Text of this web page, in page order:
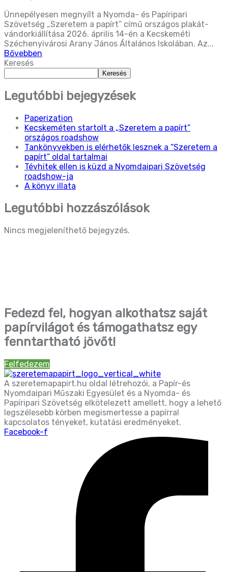
Ünnepélyesen megnyílt a Nyomda- és Papíripari
Szövetség „Szeretem a papírt” című országos plakát-
vándorkiállítása 2026. április 14-én a Kecskeméti
Széchenyivárosi Arany János Általános Iskolában. Az...
Bővebben
Keresés
Keresés
Legutóbbi bejegyzések
Paperization
Kecskeméten startolt a „Szeretem a papírt”
országos roadshow
Tankönyvekben is elérhetők lesznek a “Szeretem a
papírt” oldal tartalmai
Tévhitek ellen is küzd a Nyomdaipari Szövetség
roadshow-ja
A könyv illata
Legutóbbi hozzászólások
Nincs megjeleníthető bejegyzés.
Fedezd fel, hogyan alkothatsz saját
papírvilágot és támogathatsz egy
fenntartható jövőt!
Felfedezem
A szeretemapapirt.hu oldal létrehozói, a Papír-és
Nyomdaipari Műszaki Egyesület és a Nyomda- és
Papíripari Szövetség elkötelezett amellett, hogy a lehető
legszélesebb körben megismertesse a papírral
kapcsolatos tényeket, kutatási eredményeket.
Facebook-f